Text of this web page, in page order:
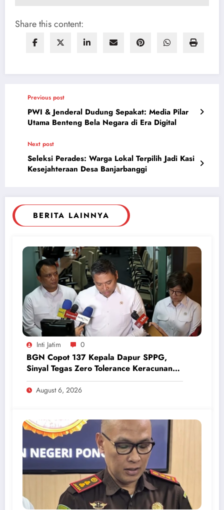
Share this content:
Previous post
PWI & Jenderal Dudung Sepakat: Media Pilar
Utama Benteng Bela Negara di Era Digital
Next post
Seleksi Perades: Warga Lokal Terpilih Jadi Kasi
Kesejahteraan Desa Banjarbanggi
BERITA LAINNYA
Inti Jatim 0
BGN Copot 137 Kepala Dapur SPPG,
Sinyal Tegas Zero Tolerance Keracunan
Makanan dan Korupsi
August 6, 2026